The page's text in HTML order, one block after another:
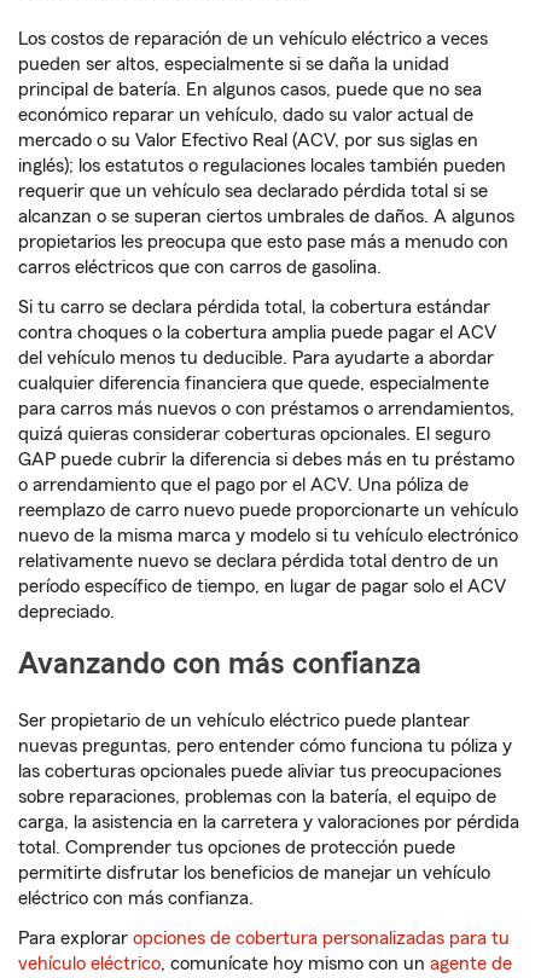
Los costos de reparación de un vehículo eléctrico a veces
pueden ser altos, especialmente si se daña la unidad
principal de batería. En algunos casos, puede que no sea
económico reparar un vehículo, dado su valor actual de
mercado o su Valor Efectivo Real (ACV, por sus siglas en
inglés); los estatutos o regulaciones locales también pueden
requerir que un vehículo sea declarado pérdida total si se
alcanzan o se superan ciertos umbrales de daños. A algunos
propietarios les preocupa que esto pase más a menudo con
carros eléctricos que con carros de gasolina.
Si tu carro se declara pérdida total, la cobertura estándar
contra choques o la cobertura amplia puede pagar el ACV
del vehículo menos tu deducible. Para ayudarte a abordar
cualquier diferencia financiera que quede, especialmente
para carros más nuevos o con préstamos o arrendamientos,
quizá quieras considerar coberturas opcionales. El seguro
GAP puede cubrir la diferencia si debes más en tu préstamo
o arrendamiento que el pago por el ACV. Una póliza de
reemplazo de carro nuevo puede proporcionarte un vehículo
nuevo de la misma marca y modelo si tu vehículo electrónico
relativamente nuevo se declara pérdida total dentro de un
período específico de tiempo, en lugar de pagar solo el ACV
depreciado.
Avanzando con más confianza
Ser propietario de un vehículo eléctrico puede plantear
nuevas preguntas, pero entender cómo funciona tu póliza y
las coberturas opcionales puede aliviar tus preocupaciones
sobre reparaciones, problemas con la batería, el equipo de
carga, la asistencia en la carretera y valoraciones por pérdida
total. Comprender tus opciones de protección puede
permitirte disfrutar los beneficios de manejar un vehículo
eléctrico con más confianza.
Para explorar opciones de cobertura personalizadas para tu
vehículo eléctrico, comunícate hoy mismo con un agente de